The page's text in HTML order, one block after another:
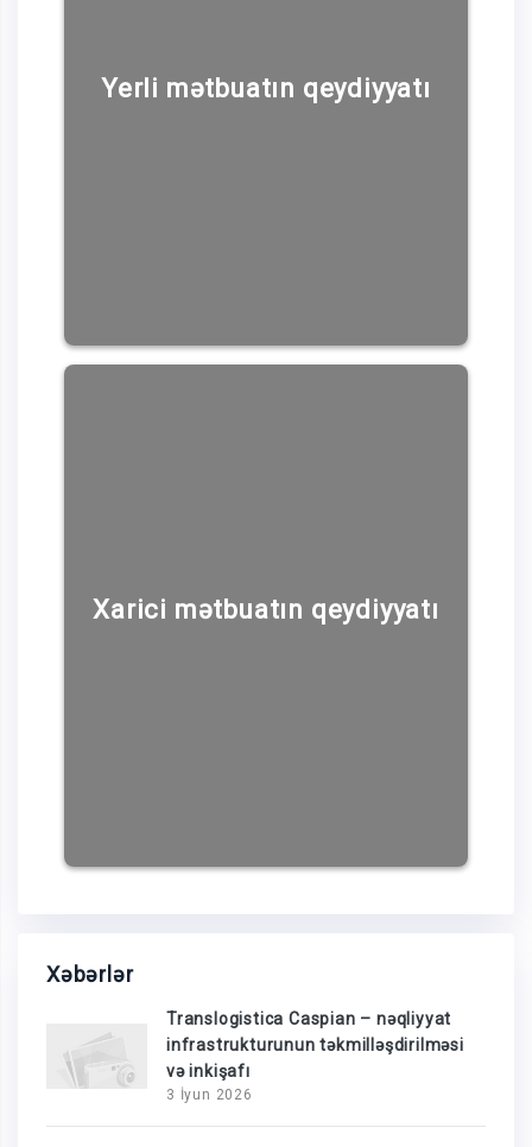
Yerli mətbuatın qeydiyyatı
Xarici mətbuatın qeydiyyatı
Xəbərlər
Translogistica Caspian – nəqliyyat
infrastrukturunun təkmilləşdirilməsi
və inkişafı
3 İyun 2026